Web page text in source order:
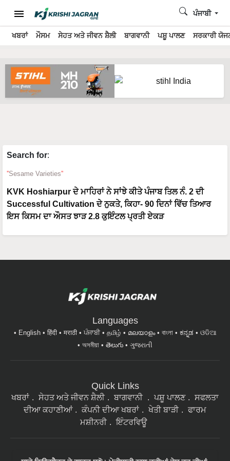
ਖਬਰਾਂ ਮੌਸਮ ਸੇਹਤ ਅਤੇ ਜੀਵਨ ਸ਼ੈਲੀ ਬਾਗਵਾਨੀ ਪਸ਼ੂ ਪਾਲਣ ਸਰਕਾਰੀ
ਪੰਜਾਬੀ
Search for:
Sesame Varieties
KVK Hoshiarpur ਦੇ ਮਾਹਿਰਾਂ ਨੇ ਸਾਂਝੇ ਕੀਤੇ ਪੰਜਾਬ ਤਿਲ ਨੰ. 2 ਦੀ
Successful Cultivation ਦੇ ਨੁਕਤੇ, ਕਿਹਾ- 90 ਦਿਨਾਂ ਵਿੱਚ ਤਿਆਰ
ਇਸ ਕਿਸਮ ਦਾ ਔਸਤ ਝਾੜ 2.8 ਕੁਇੰਟਲ ਪ੍ਰਤੀ ਏਕੜ
Languages
English हिंदी मराठी ਪੰਜਾਬੀ தமிழ் മലയാളം বাংলা ಕನ್ನಡ
ଓଡିଆ
অসমীয়া
తెలుగు ગુજરાતી
Quick Links
ਖਬਰਾਂ ਸੇਹਤ ਅਤੇ ਜੀਵਨ ਸ਼ੈਲੀ ਬਾਗਵਾਨੀ ਪਸ਼ੂ ਪਾਲਣ
ਸਫਲਤਾ
ਦੀਆ ਕਹਾਣੀਆਂ
ਕੰਪਨੀ ਦੀਆ ਖਬਰਾਂ ਖੇਤੀ ਬਾੜੀ
ਫਾਰਮ
ਮਸ਼ੀਨਰੀ
ਇੰਟਰਵਿਊ